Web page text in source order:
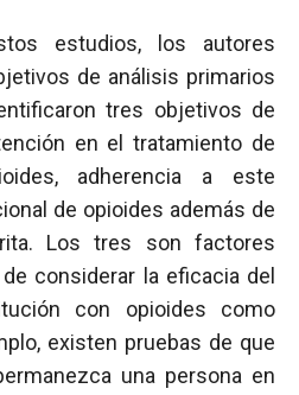
estudios, los autores
de análisis primarios
tres objetivos de
en el tratamiento de
adherencia a este
de opioides además de
Los tres son factores
considerar la eficacia del
con opioides como
existen pruebas de que
una persona en